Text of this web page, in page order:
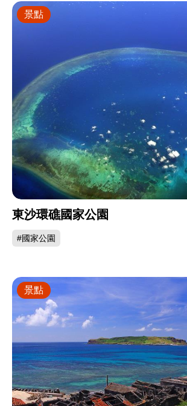
東沙環礁國家公園
#國家公園
景點
景點